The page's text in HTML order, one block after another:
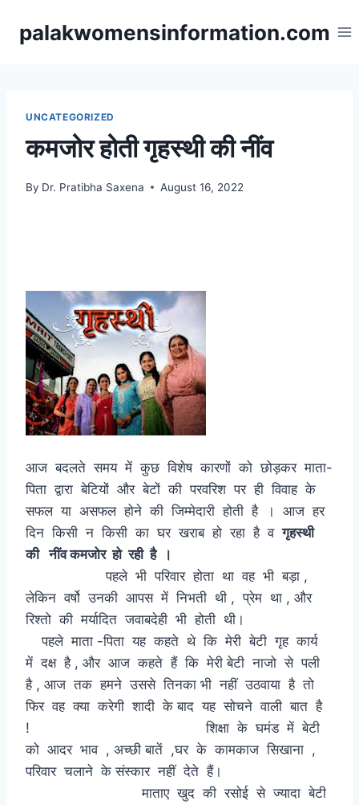
palakwomensinformation.com
UNCATEGORIZED
कमजोर होती गृहस्थी की नींव
By Dr. Pratibha Saxena August 16, 2022
आज बदलते समय में कुछ विशेष कारणों को छोड़कर माता-
पिता द्वारा बेटियों और बेटों की परवरिश पर ही विवाह के
सफल या असफल होने की जिम्मेदारी होती है । आज हर
दिन किसी न किसी का घर खराब हो रहा है वगृहस्थी
की नींव कमजोर हो रही है ।
पहले भी परिवार होता था वह भी बड़ा ,
लेकिन वर्षो उनकी आपस में निभती थी , प्रेम था , और
रिश्तो की मर्यादित जवाबदेही भी होती थी।
पहले माता -पिता यह कहते थे कि मेरी बेटी गृह कार्य
में दक्ष है , और आज कहते हैं कि मेरी बेटी नाजो से पली
है , आज तक हमने उससे तिनका भी नहीं उठवाया है तो
फिर वह क्या करेगी शादी के बाद यह सोचने वाली बात है
! शिक्षा के घमंड में बेटी
को आदर भाव , अच्छी बातें ,घर के कामकाज सिखाना ,
परिवार चलाने के संस्कार नहीं देते हैं।
माताए खुद की रसोई से ज्यादा बेटी